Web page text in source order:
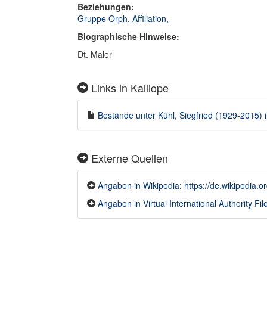
Beziehungen:
Gruppe Orph, Affiliation,
Biographische Hinweise:
Dt. Maler
Links in Kalliope
Bestände unter Kühl, Siegfried (1929-2015)
Externe Quellen
Angaben in Wikipedia: https://
Angaben in Virtual International Authority